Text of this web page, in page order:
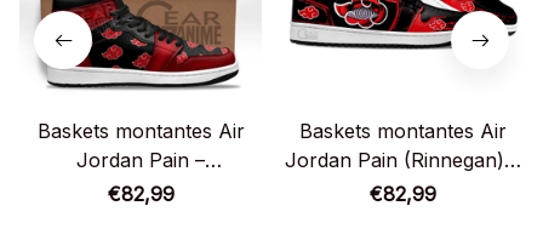
Baskets montantes Air
Jordan Pain –
Chaussures montantes
€82,99
Baskets montantes Air
Jordan Pain (Rinnegan) –
Chaussures montantes
€82,99